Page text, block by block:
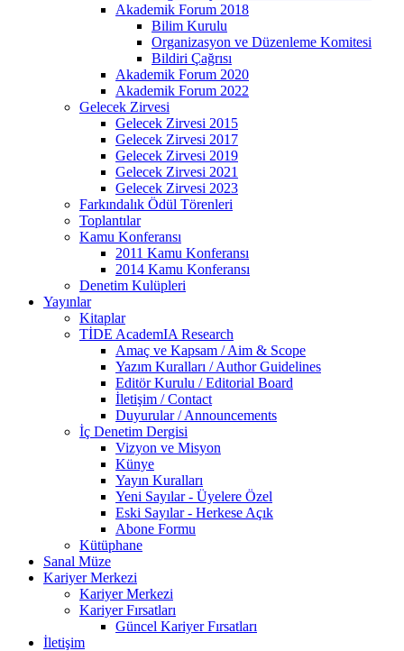
Akademik Forum 2018
Bilim Kurulu
Organizasyon ve Düzenleme Komitesi
Bildiri Çağrısı
Akademik Forum 2020
Akademik Forum 2022
Gelecek Zirvesi
Gelecek Zirvesi 2015
Gelecek Zirvesi 2017
Gelecek Zirvesi 2019
Gelecek Zirvesi 2021
Gelecek Zirvesi 2023
Farkındalık Ödül Törenleri
Toplantılar
Kamu Konferansı
2011 Kamu Konferansı
2014 Kamu Konferansı
Denetim Kulüpleri
Yayınlar
Kitaplar
TİDE AcademIA Research
Amaç ve Kapsam / Aim & Scope
Yazım Kuralları / Author Guidelines
Editör Kurulu / Editorial Board
İletişim / Contact
Duyurular / Announcements
İç Denetim Dergisi
Vizyon ve Misyon
Künye
Yayın Kuralları
Yeni Sayılar - Üyelere Özel
Eski Sayılar - Herkese Açık
Abone Formu
Kütüphane
Sanal Müze
Kariyer Merkezi
Kariyer Merkezi
Kariyer Fırsatları
Güncel Kariyer Fırsatları
İletişim